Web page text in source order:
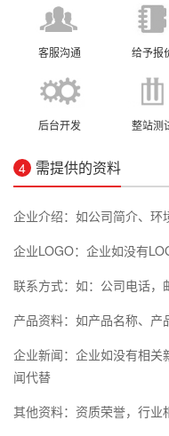
客服沟通 给予报
后台开发 整站测
4 需提供的资料
企业介绍：如公司简介、环
企业LOGO：企业如没有
联系方式：如：公司电话
产品资料：如产品名称、产
企业新闻：企业如没有相
闻代替
其他资料：资质荣誉，行业